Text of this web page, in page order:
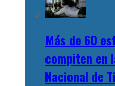
Más de 60
compiten en
Nacional de